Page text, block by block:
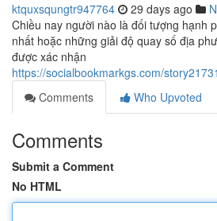
ktquxsqungtr947764 29 days ago
Chiều nay người nào là đối tượng hạnh
nhất hoặc những giải độ quay số địa
được xác nhận
https://socialbookmarkgs.com/
Comments
Who Upvoted
Comments
Submit a Comment
No HTML